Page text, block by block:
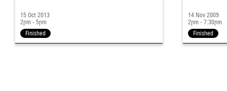
15 Oct 2013
2pm - 5pm
Finished
14 Nov 2009
2pm - 7:30pm
Finished